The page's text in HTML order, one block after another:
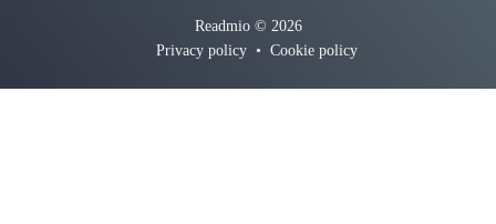
Readmio © 2026
Privacy policy • Cookie policy